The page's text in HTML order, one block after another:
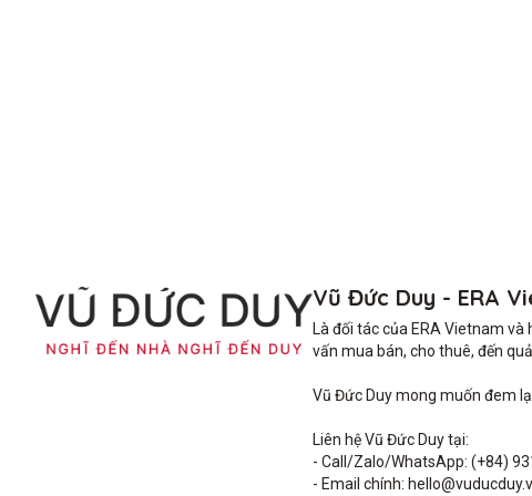
Vũ Đức Duy - ERA
Là đối tác của ERA Vietnam
vấn mua bán, cho thuê, đến
Vũ Đức Duy mong muốn đem
Liên hệ Vũ Đức Duy tại:
- Call/Zalo/WhatsApp: (+84)
- Email chính: